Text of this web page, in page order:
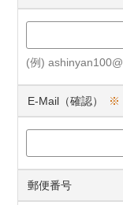
(例)
E-Mail（確認） ※
郵便番号